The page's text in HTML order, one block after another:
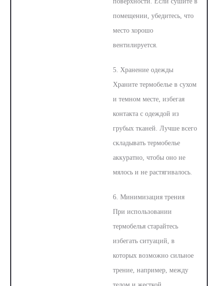
помещении, убедитесь, что
место хорошо
вентилируется.
5. Хранение одежды
Храните термобелье в сухом
и темном месте, избегая
контакта с одеждой из
грубых тканей. Лучше всего
складывать термобелье
аккуратно, чтобы оно не
мялось и не растягивалось.
6. Минимизация трения
При использовании
термобелья старайтесь
избегать ситуаций, в
которых возможно сильное
трение, например, между